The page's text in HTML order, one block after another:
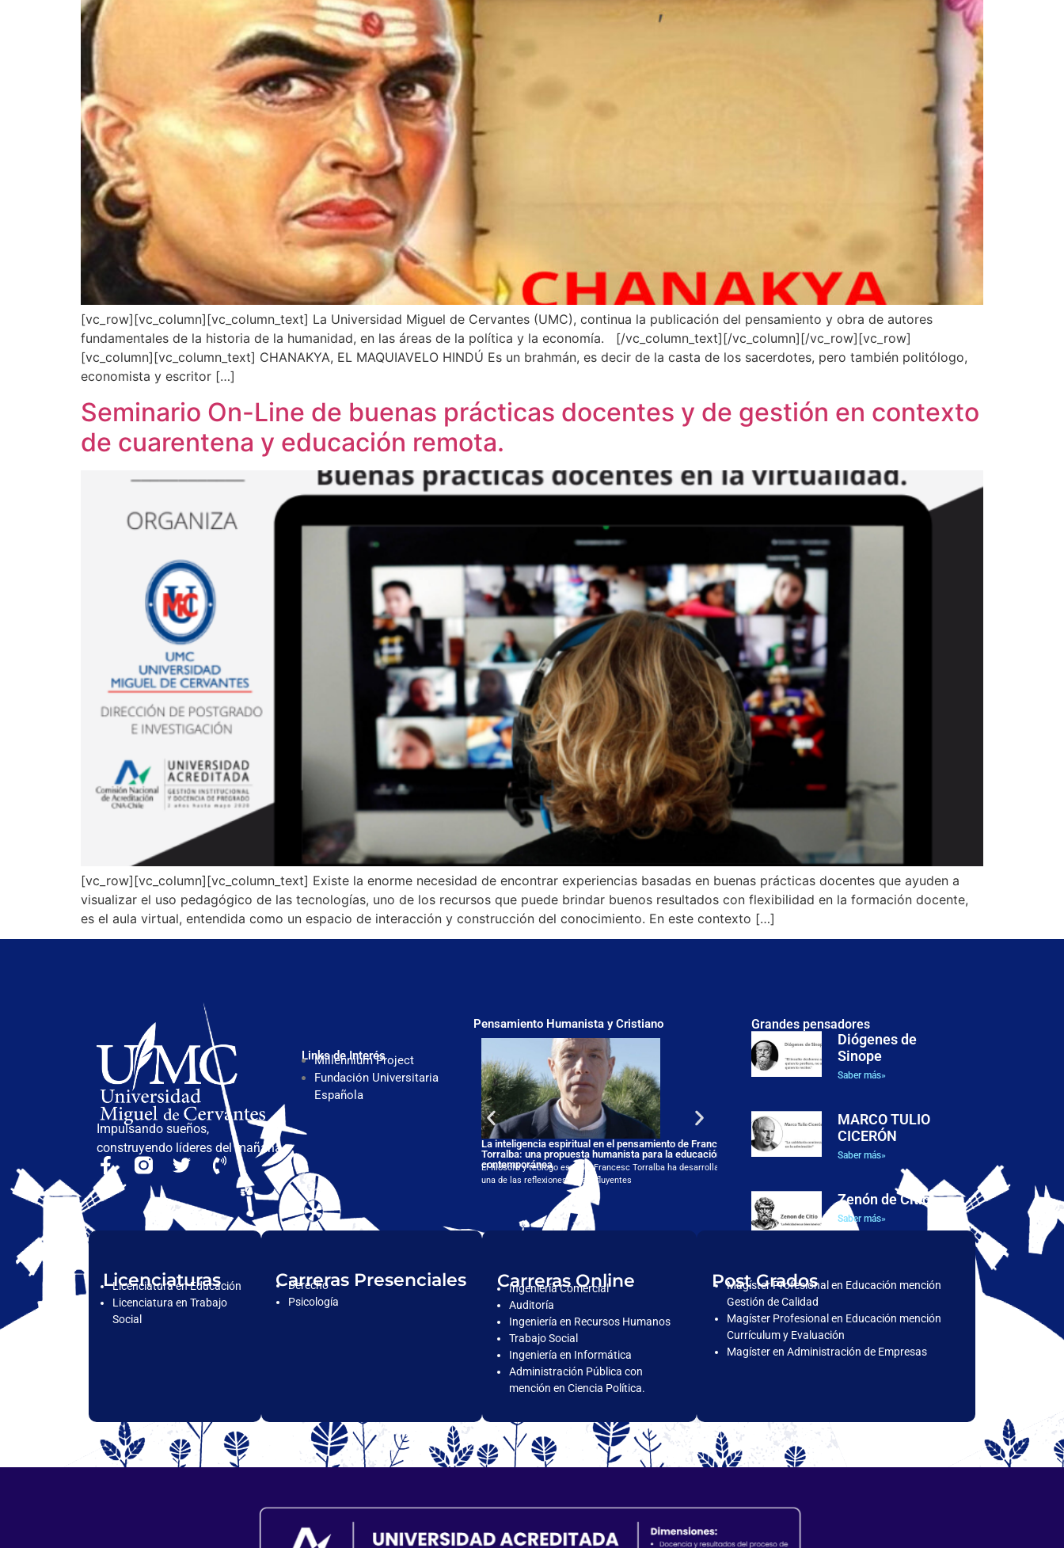
[vc_row][vc_column][vc_column_text] La Universidad Miguel de Cervantes (UMC), continua la publicación del pensamiento y obra de autores
fundamentales de la historia de la humanidad, en las áreas de la política y la economía. [/vc_column_text][/vc_column][/vc_row][vc_row]
[vc_column][vc_column_text] CHANAKYA, EL MAQUIAVELO HINDÚ Es un brahmán, es decir de la casta de los sacerdotes, pero también politólogo,
economista y escritor […]
Seminario On-Line de buenas prácticas docentes y de gestión en contexto
de cuarentena y educación remota.
[vc_row][vc_column][vc_column_text] Existe la enorme necesidad de encontrar experiencias basadas en buenas prácticas docentes que ayuden a
visualizar el uso pedagógico de las tecnologías, uno de los recursos que puede brindar buenos resultados con flexibilidad en la formación docente,
es el aula virtual, entendida como un espacio de interacción y construcción del conocimiento. En este contexto […]
Impulsando sueños,
construyendo líderes del mañana.
Links de Interés
Millennium Project
Fundación Universitaria
Española
Pensamiento Humanista y Cristiano
La inteligencia espiritual en el pensamiento de Francesc
Torralba: una propuesta humanista para la educación
contemporánea
El filósofo y teólogo español Francesc Torralba ha desarrollado
una de las reflexiones más influyentes
Justicia, dignidad y posibilidades humanas: el enfoque de
las capacidades en la filosofía política de Martha C.
Grandes pensadores
Diógenes de
Sinope
Saber más»
MARCO TULIO
CICERÓN
Saber más»
Zenón de Citio
Saber más»
Licenciaturas
Licenciatura en Educación
Licenciatura en Trabajo
Social
Carreras Presenciales
Derecho
Psicología
Carreras Online
Ingeniería Comercial
Auditoría
Ingeniería en Recursos Humanos
Trabajo Social
Ingeniería en Informática
Administración Pública con
mención en Ciencia Política.
Post Grados
Magíster Profesional en Educación mención
Gestión de Calidad
Magíster Profesional en Educación mención
Currículum y Evaluación
Magíster en Administración de Empresas